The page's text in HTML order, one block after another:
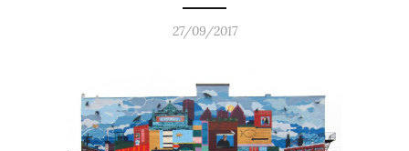
27/09/2017